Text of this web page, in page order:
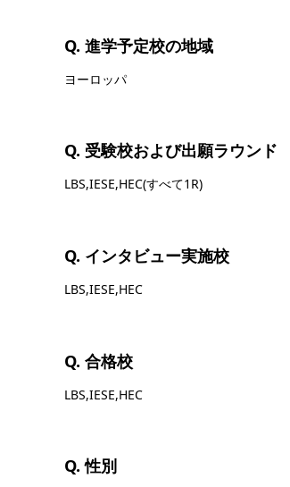
Q. 進学予定校の地域
ヨーロッパ
Q. 受験校および出願ラウンド
LBS,IESE,HEC(すべて1R)
Q. インタビュー実施校
LBS,IESE,HEC
Q. 合格校
LBS,IESE,HEC
Q. 性別